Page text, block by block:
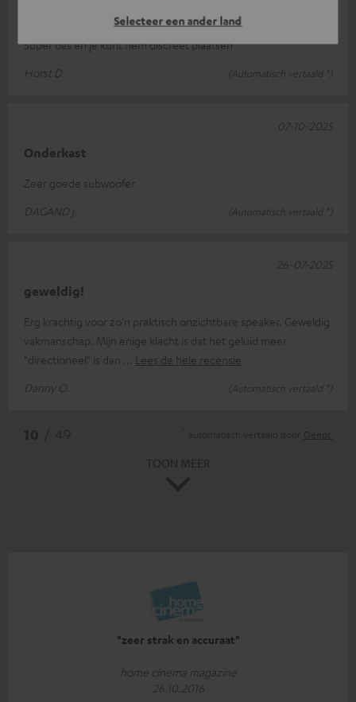
Selecteer een ander land
Super bas en je kunt hem discreet plaatsen
Horst D.
(Automatisch vertaald *)
Onderkast
Zeer goede subwoofer
DAGAND j.
(Automatisch vertaald *)
07-10-2025
geweldig!
Erg krachtig voor zo'n praktisch onzichtbare speaker. Geweldig
vakmanschap. Mijn enige klacht is dat het geluid meer
"directioneel" is dan
Lees de hele recensie
Danny O.
(Automatisch vertaald *)
26-07-2025
"zeer strak en accuraat"
home cinema magazine
26.10.2016